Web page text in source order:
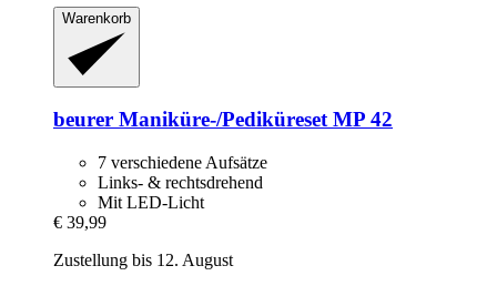
Warenkorb
beurer Maniküre-​/Pediküreset MP 42
7 verschiedene Aufsätze
Links- & rechtsdrehend
Mit LED-Licht
€ 39,99
Zustellung bis 12. August